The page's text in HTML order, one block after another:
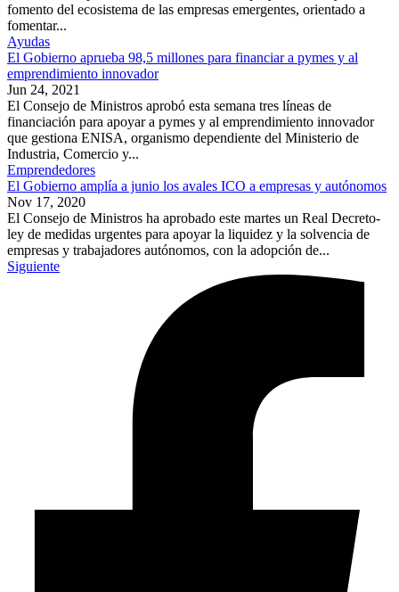
fomento del ecosistema de las empresas emergentes, orientado a
fomentar...
Ayudas
El Gobierno aprueba 98,5 millones para financiar a pymes y al
emprendimiento innovador
Jun 24, 2021
El Consejo de Ministros aprobó esta semana tres líneas de
financiación para apoyar a pymes y al emprendimiento innovador
que gestiona ENISA, organismo dependiente del Ministerio de
Industria, Comercio y...
Emprendedores
El Gobierno amplía a junio los avales ICO a empresas y autónomos
Nov 17, 2020
El Consejo de Ministros ha aprobado este martes un Real Decreto-
ley de medidas urgentes para apoyar la liquidez y la solvencia de
empresas y trabajadores autónomos, con la adopción de...
Siguiente